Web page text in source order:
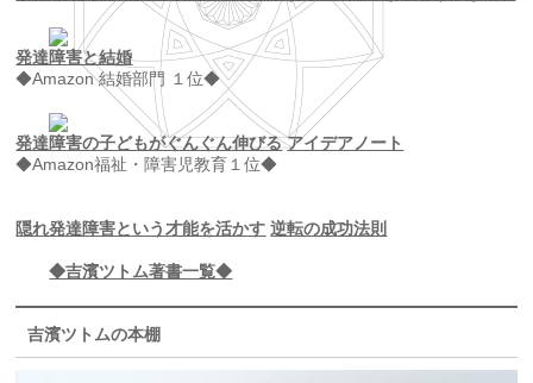
発達障害と結婚
◆Amazon 結婚部門 １位◆
発達障害の子どもがぐんぐん伸びる アイデアノート
◆Amazon福祉・障害児教育１位◆
隠れ発達障害という才能を活かす 逆転の成功法則
◆吉濱ツトム著書一覧◆
吉濱ツトムの本棚